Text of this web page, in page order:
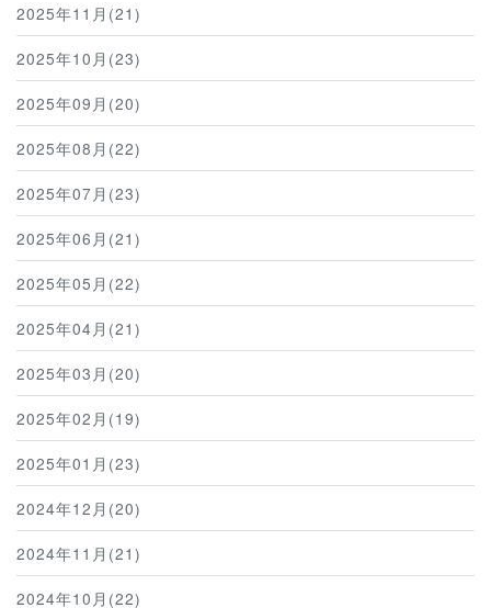
2025年11月(21)
2025年10月(23)
2025年09月(20)
2025年08月(22)
2025年07月(23)
2025年06月(21)
2025年05月(22)
2025年04月(21)
2025年03月(20)
2025年02月(19)
2025年01月(23)
2024年12月(20)
2024年11月(21)
2024年10月(22)